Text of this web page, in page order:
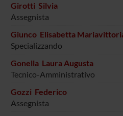
Girotti Silvia
Assegnista
Giunco Elisabetta
Specializzando
Gonella Laura Augusta
Tecnico-Amministrativo
Gozzi Federico
Assegnista